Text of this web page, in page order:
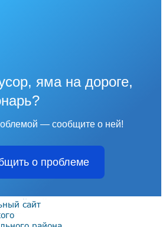
яма на дороге,
— сообщите о ней!
о проблеме